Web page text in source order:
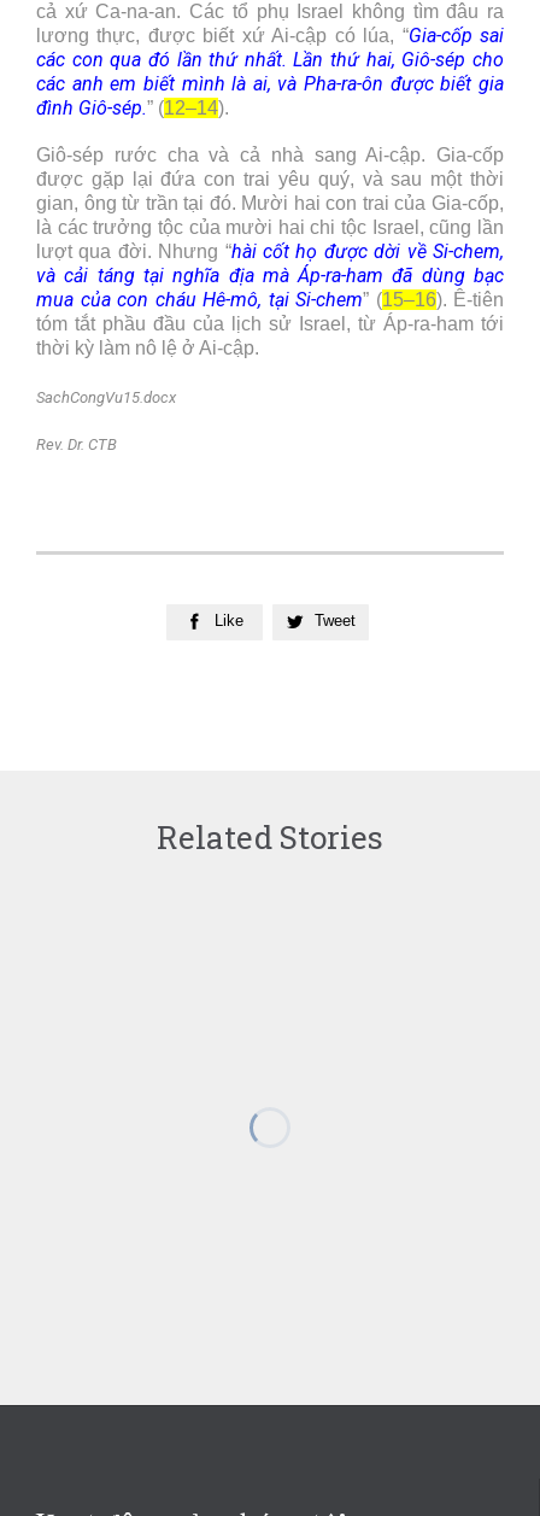
cả xứ Ca-na-an. Các tổ phụ Israel không tìm đâu ra
lương thực, được biết xứ Ai-cập có lúa, “Gia-cốp sai
các con qua đó lần thứ nhất. Lần thứ hai, Giô-sép cho
các anh em biết mình là ai, và Pha-ra-ôn được biết gia
đình Giô-sép.” (12–14).
Giô-sép rước cha và cả nhà sang Ai-cập. Gia-cốp
được gặp lại đứa con trai yêu quý, và sau một thời
gian, ông từ trần tại đó. Mười hai con trai của Gia-cốp,
là các trưởng tộc của mười hai chi tộc Israel, cũng lần
lượt qua đời. Nhưng “hài cốt họ được dời về Si-chem,
và cải táng tại nghĩa địa mà Áp-ra-ham đã dùng bạc
mua của con cháu Hê-mô, tại Si-chem” (15–16). Ê-tiên
tóm tắt phầu đầu của lịch sử Israel, từ Áp-ra-ham tới
thời kỳ làm nô lệ ở Ai-cập.
SachCongVu15.docx
Rev. Dr. CTB
 Like  Tweet
Related Stories